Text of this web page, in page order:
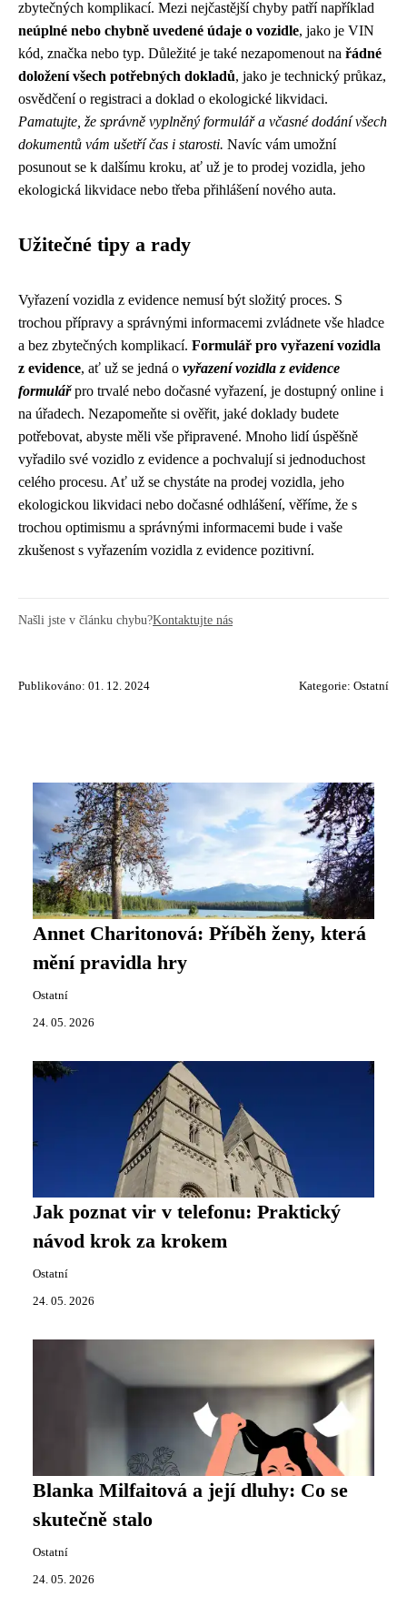
zbytečných komplikací. Mezi nejčastější chyby patří například
neúplné nebo chybně uvedené údaje o vozidle, jako je VIN
kód, značka nebo typ. Důležité je také nezapomenout na řádné
doložení všech potřebných dokladů, jako je technický průkaz,
osvědčení o registraci a doklad o ekologické likvidaci.
Pamatujte, že správně vyplněný formulář a včasné dodání všech
dokumentů vám ušetří čas i starosti. Navíc vám umožní
posunout se k dalšímu kroku, ať už je to prodej vozidla, jeho
ekologická likvidace nebo třeba přihlášení nového auta.
Užitečné tipy a rady
Vyřazení vozidla z evidence nemusí být složitý proces. S
trochou přípravy a správnými informacemi zvládnete vše hladce
a bez zbytečných komplikací. Formulář pro vyřazení vozidla
z evidence, ať už se jedná o vyřazení vozidla z evidence
formulářpro trvalé nebo dočasné vyřazení, je dostupný online i
na úřadech. Nezapomeňte si ověřit, jaké doklady budete
potřebovat, abyste měli vše připravené. Mnoho lidí úspěšně
vyřadilo své vozidlo z evidence a pochvalují si jednoduchost
celého procesu. Ať už se chystáte na prodej vozidla, jeho
ekologickou likvidaci nebo dočasné odhlášení, věříme, že s
trochou optimismu a správnými informacemi bude i vaše
zkušenost s vyřazením vozidla z evidence pozitivní.
Našli jste v článku chybu?Kontaktujte nás
Publikováno: 01. 12. 2024 Kategorie: Ostatní
Annet Charitonová: Příběh ženy, která
mění pravidla hry
Ostatní
24. 05. 2026
Jak poznat vir v telefonu: Praktický
návod krok za krokem
Ostatní
24. 05. 2026
Blanka Milfaitová a její dluhy: Co se
skutečně stalo
Ostatní
24. 05. 2026